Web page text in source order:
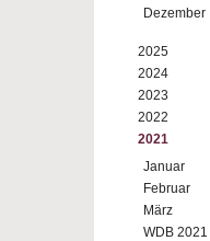
Dezember
2025
2024
2023
2022
2021
Januar
Februar
März
WDB 2021